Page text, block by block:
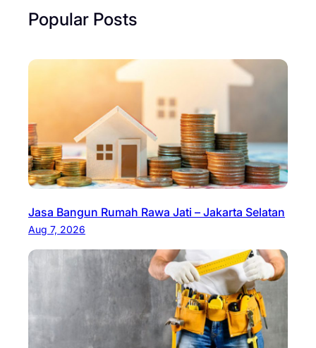
Popular Posts
Jasa Bangun Rumah Rawa Jati – Jakarta Selatan
Aug 7, 2026